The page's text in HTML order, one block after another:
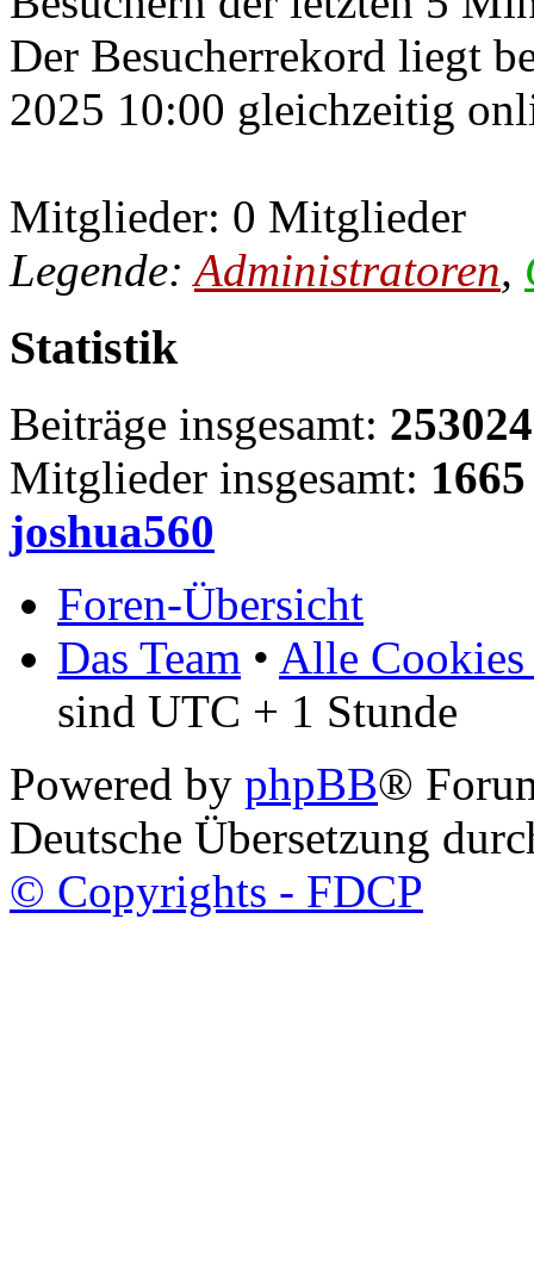
Der Besucherrekord liegt
2025 10:00 gleichzeitig
Mitglieder: 0 Mitglieder
Legende:Administratoren,
Statistik
Beiträge insgesamt: 253024
Mitglieder insgesamt: 1665
joshua560
Foren-Übersicht
Das Team • Alle Cookies
sind UTC + 1 Stunde
Powered by phpBB®
Deutsche Übersetzung
© Copyrights - FDCP